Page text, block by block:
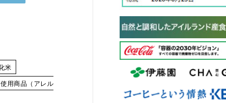
米
用商品（アレル